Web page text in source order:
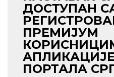
ДОСТУПАН
ПРЕМИЈУМ
ПОРТАЛА